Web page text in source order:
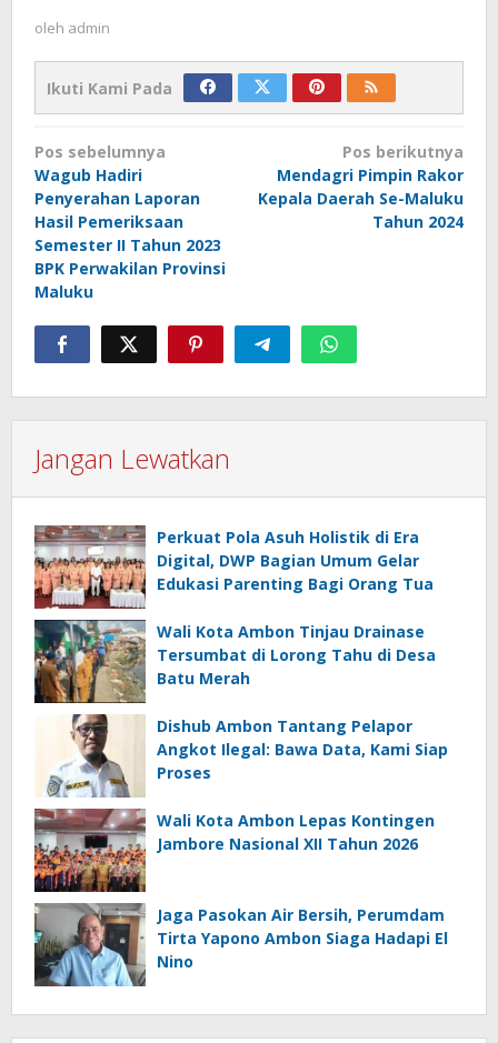
oleh admin
Ikuti Kami Pada
Navigasi
pos
Pos sebelumnya
Wagub Hadiri
Penyerahan Laporan
Hasil Pemeriksaan
Semester II Tahun 2023
BPK Perwakilan Provinsi
Maluku
Pos berikutnya
Mendagri Pimpin Rakor
Kepala Daerah Se-Maluku
Tahun 2024
Jangan Lewatkan
Perkuat Pola Asuh Holistik di Era
Digital, DWP Bagian Umum Gelar
Edukasi Parenting Bagi Orang Tua
Wali Kota Ambon Tinjau Drainase
Tersumbat di Lorong Tahu di Desa
Batu Merah
Dishub Ambon Tantang Pelapor
Angkot Ilegal: Bawa Data, Kami Siap
Proses
Wali Kota Ambon Lepas Kontingen
Jambore Nasional XII Tahun 2026
Jaga Pasokan Air Bersih, Perumdam
Tirta Yapono Ambon Siaga Hadapi El
Nino